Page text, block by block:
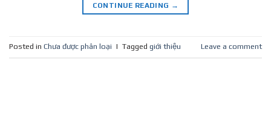
CONTINUE READING →
Posted in Chưa được phân loại | Tagged giới thiệu Leave a comment